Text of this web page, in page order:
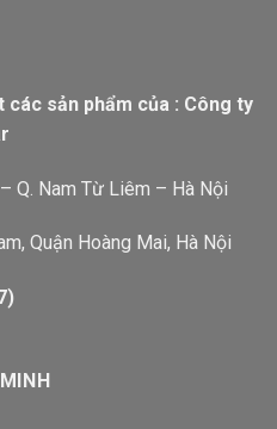
các sản phẩm của : Công ty
Q. Nam Từ Liêm – Hà Nội
Quận Hoàng Mai, Hà Nội